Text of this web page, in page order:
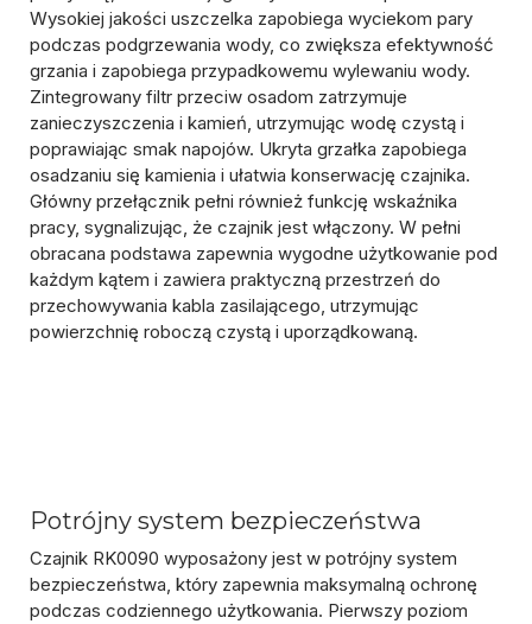
Wysokiej jakości uszczelka zapobiega wyciekom pary
podczas podgrzewania wody, co zwiększa efektywność
grzania i zapobiega przypadkowemu wylewaniu wody.
Zintegrowany filtr przeciw osadom zatrzymuje
zanieczyszczenia i kamień, utrzymując wodę czystą i
poprawiając smak napojów. Ukryta grzałka zapobiega
osadzaniu się kamienia i ułatwia konserwację czajnika.
Główny przełącznik pełni również funkcję wskaźnika
pracy, sygnalizując, że czajnik jest włączony. W pełni
obracana podstawa zapewnia wygodne użytkowanie pod
każdym kątem i zawiera praktyczną przestrzeń do
przechowywania kabla zasilającego, utrzymując
powierzchnię roboczą czystą i uporządkowaną.
Potrójny system bezpieczeństwa
Czajnik RK0090 wyposażony jest w potrójny system
bezpieczeństwa, który zapewnia maksymalną ochronę
podczas codziennego użytkowania. Pierwszy poziom